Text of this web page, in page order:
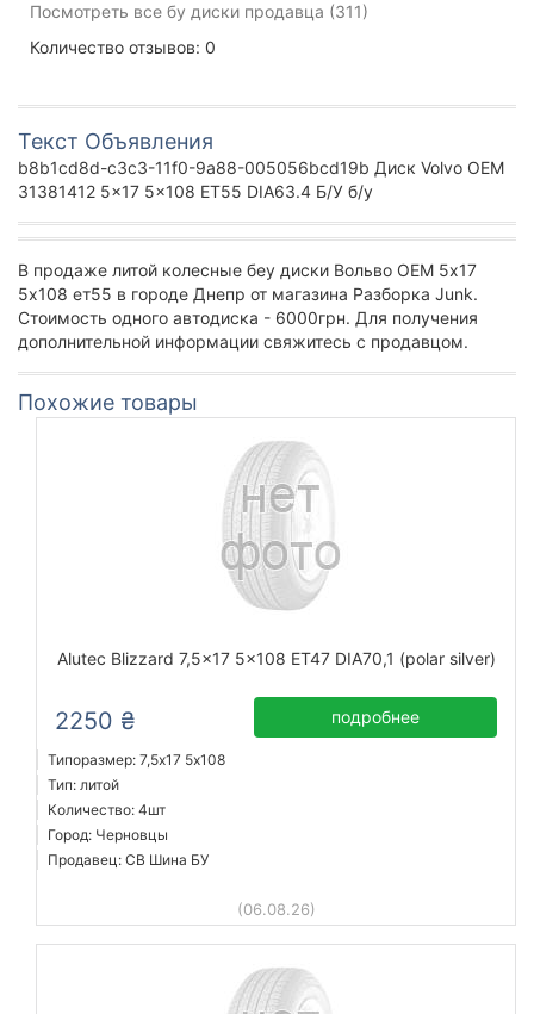
Посмотреть все бу диски продавца (311)
Количество отзывов: 0
Текст Объявления
b8b1cd8d-c3c3-11f0-9a88-005056bcd19b Диск Volvo OEM
31381412 5x17 5x108 ET55 DIA63.4 Б/У б/у
В продаже литой колесные беу диски Вольво ОЕМ 5х17
5х108 ет55 в городе Днепр от магазина Разборка Junk.
Стоимость одного автодиска - 6000грн. Для получения
дополнительной информации свяжитесь с продавцом.
Похожие товары
Alutec Blizzard 7,5x17 5x108 ET47 DIA70,1 (polar silver)
2250 ₴ подробнее
Типоразмер: 7,5x17 5х108
Тип: литой
Количество: 4шт
Город: Черновцы
Продавец: СВ Шина БУ
(06.08.26)